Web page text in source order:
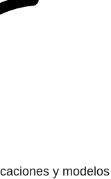
y modelos